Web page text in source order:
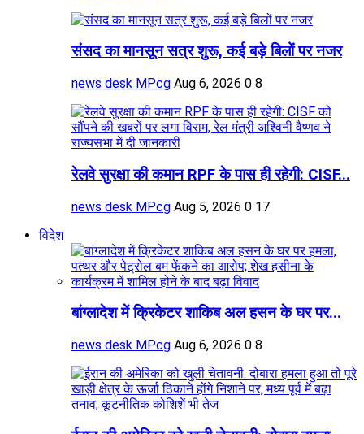
संसद का मानसून सत्र शुरू, कई बड़े बिलों पर नजर
news desk MPcg Aug 6, 2026 0 8
रेलवे सुरक्षा की कमान RPF के पास ही रहेगी: CISF...
news desk MPcg Aug 5, 2026 0 17
विदेश
बांग्लादेश में क्रिकेटर शाकिब अल हसन के घर पर...
news desk MPcg Aug 6, 2026 0 8